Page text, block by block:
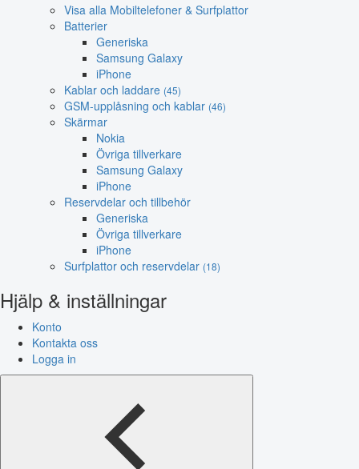
Visa alla Mobiltelefoner & Surfplattor
Batterier
Generiska
Samsung Galaxy
iPhone
Kablar och laddare (45)
GSM-upplåsning och kablar (46)
Skärmar
Nokia
Övriga tillverkare
Samsung Galaxy
iPhone
Reservdelar och tillbehör
Generiska
Övriga tillverkare
iPhone
Surfplattor och reservdelar (18)
Hjälp & inställningar
Konto
Kontakta oss
Logga in